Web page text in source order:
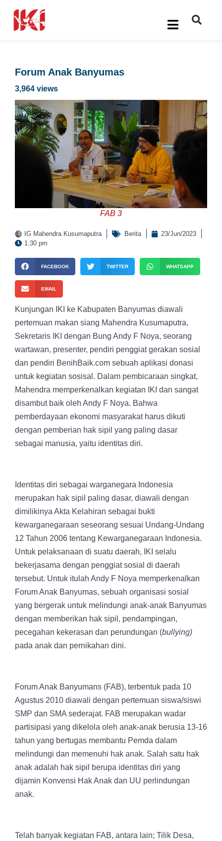
Forum Anak Banyumas
3,964 views
FAB 3
IG Mahendra Kusumaputra Berita
23/Jun/2023
1:30 pm
FACEBOOK TWITTER WHATSAPP
EMAIL
Kunjungan IKI ke Kabupaten Banyumas diawali
pertemuan makan siang Mahendra Kusumaputra,
Sekretaris IKI dengan Bung Andy F Noya, seorang
wartawan, presenter, pendiri penggiat gerakan sosial
dan pendiri BenihBaik.com sebuah aplikasi donasi
untuk kegiatan sosisal. Dalam pembicaraan singkat,
Mahendra memperkenalkan kegiatan IKI dan sangat
disambut baik oleh Andy F Noya. Bahwa
pemberdayaan ekonomi masyarakat harus dikuti
dengan pemberian hak sipil yang paling dasar
sebagai manusia, yaitu identitas diri.
Identitas diri sebagai warganegara Indonesia
merupakan hak sipil paling dasar, diawali dengan
dimilikinya Akta Kelahiran sebagai bukti
kewarganegaraan seseorang sesuai Undang-Undang
12 Tahun 2006 tentang Kewarganegaraan Indonesia.
Untuk pelaksanaan di suatu daerah, IKI selalu
bekerjasama dengan penggiat sosial di daerah
tersebut. Untuk itulah Andy F Noya memperkenalkan
Forum Anak Banyumas, sebuah organisasi sosial
yang bergerak untuk melindungi anak-anak Banyumas
dengan memberikan hak sipil, pendampingan,
pecegahan kekerasan dan perundungan (bullying)
pada anak dan pernikahan dini.
Forum Anak Banyumans (FAB), terbentuk pada 10
Agustus 2010 diawali dengan pertemuan siswa/siswi
SMP dan SMA sederajat. FAB merupakan wadar
partisipasi yang dikelola oleh anak-anak berusia 13-16
tahun yang bertugas membantu Pemda dalam
melindungi dan memenuhi hak anak. Salah satu hak
anak adalah hak sipil berupa identitas diri yang
dijamin Konvensi Hak Anak dan UU perlindungan
anak.
Telah banyak kegiatan FAB, antara lain; Tilik Desa,